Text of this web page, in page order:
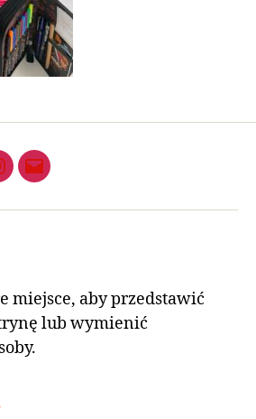
miejsce, aby przedstawić
lub wymienić